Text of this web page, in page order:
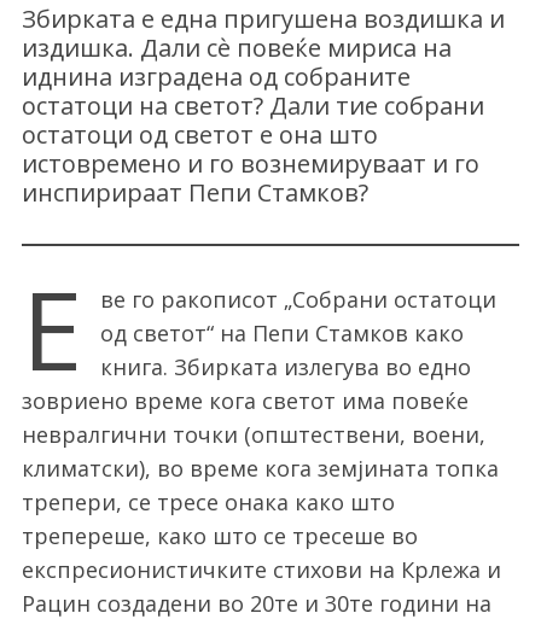
Збирката е една пригушена воздишка и
издишка. Дали сѐ повеќе мириса на
иднина изградена од собраните
остатоци на светот? Дали тие собрани
остатоци од светот е она што
истовремено и го вознемируваат и го
инспирираат Пепи Стамков?
Е
ве го ракописот „Собрани остатоци
од светот“ на Пепи Стамков како
книга. Збирката излегува во едно
зовриено време кога светот има повеќе
невралгични точки (општествени, воени,
климатски), во време кога земјината топка
трепери, се тресе онака како што
трепереше, како што се тресеше во
експресионистичките стихови на Крлежа и
Рацин создадени во 20те и 30те години на